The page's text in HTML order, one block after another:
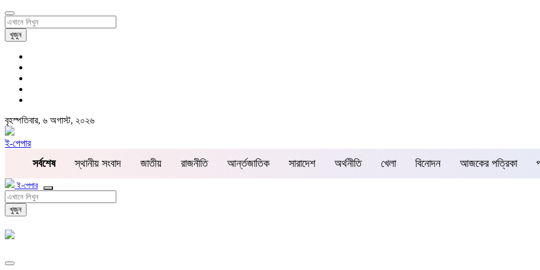
খুজুন
বৃহস্পতিবার, ৬ অগাস্ট, ২০২৬
ই-পেপার
সর্বশেষ স্থানীয় সংবাদ জাতীয় রাজনীতি আর্ন্তজাতিক সারাদেশ অর্থনীতি খেলা বিনোদন আজকের পত্রিকা
ই-পেপার
খুজুন